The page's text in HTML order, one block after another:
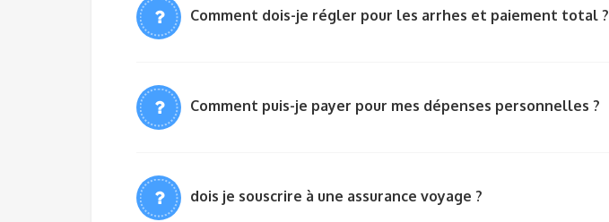
Comment dois-je régler pour les arrhes et paiement total ?
Comment puis-je payer pour mes dépenses personnelles ?
dois je souscrire à une assurance voyage ?